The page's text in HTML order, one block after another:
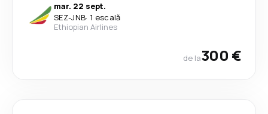
mar. 22 sept.
SEZ-JNB· 1 escală
Ethiopian Airlines
de la300 €